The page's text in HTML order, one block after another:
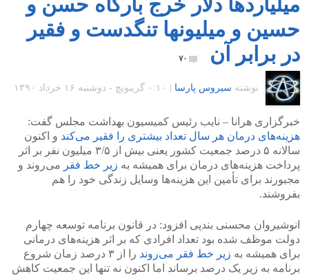
حسین و میلیونها تنگدست و فقیر
در برابر آن
۷۰
نوشته سیروس پارسا ۰:۱۰ گرينويچ - دوشنبه ۱۶ خرداد ۱۳۹۰
خبرگزاری هرانا – نایب رئیس کمیسیون بهداشت مجلس گفت:
هزینه‌های درمان هر سال تعداد بیشتری را فقیر می‌کند و اکنون
سالانه ۵ درصد جمعیت کشور یعنی بیش از ۳/۵ میلیون نفر بر اثر
پرداخت هزینه‌های درمان برای همیشه به زیر خط فقر می‌روند و
مجبورند برای تأمین این هزینه‌ها وسایل زندگی خود را هم
بفروشند.
انوشیروان محسنی بندپی افزود: در قانون برنامه توسعه چهارم
دولت موظف شده بود تعداد افرادی که بر اثر هزینه‌های درمانی
برای همیشه به زیر خط فقر می‌روند
را از ۳ درصد زمان شروع
برنامه به زیر یک درصد برساند اما اکنون نه تنها این جمعیت کاهش